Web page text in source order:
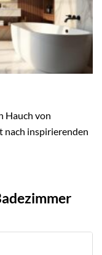
Hauch von
nach inspirierenden